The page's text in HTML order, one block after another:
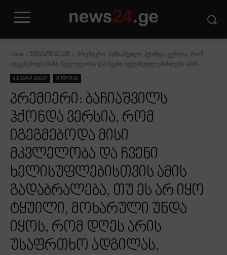
Home მთავარი ამბავი
პრემიერი: ბაჩიაშვილს ჰქონდა ვერსია, რომ
იგეგმებოდა მისი მკვლელობა და ჩვენი ხელისუფლებისთვის ამის...
მთავარი ამბავი პოლიტიკა
პრემიერი: ბაჩიაშვილს
ჰქონდა ვერსია, რომ
იგეგმებოდა მისი
მკვლელობა და ჩვენი
ხელისუფლებისთვის ამის
გადაბრალება, თუ ეს არ იყო
ტყუილი, მოხარული უნდა
იყოს, რომ დღეს არის
უსაფრთხო ადგილას,